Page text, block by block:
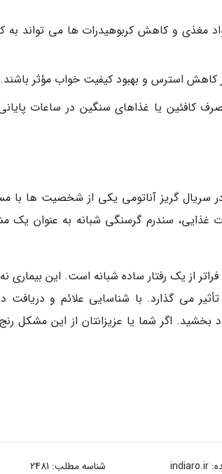
مغذی و کاهش کربوهیدرات ها می تواند به
کاهش استرس و بهبود کیفیت خواب مؤثر باشند.
کافئین یا غذاهای سنگین در ساعات
سریال گریز آناتومی یکی از شخصیت ها با
غذایی، سندرم گرسنگی شبانه به عنوان یک
از یک رفتار ساده شبانه است. این بیماری نه
می گذارد. با شناسایی علائم و دریافت
بخشید. اگر شما یا عزیزانتان از این مشکل
indiaro.ir شناسه مطلب: 2481